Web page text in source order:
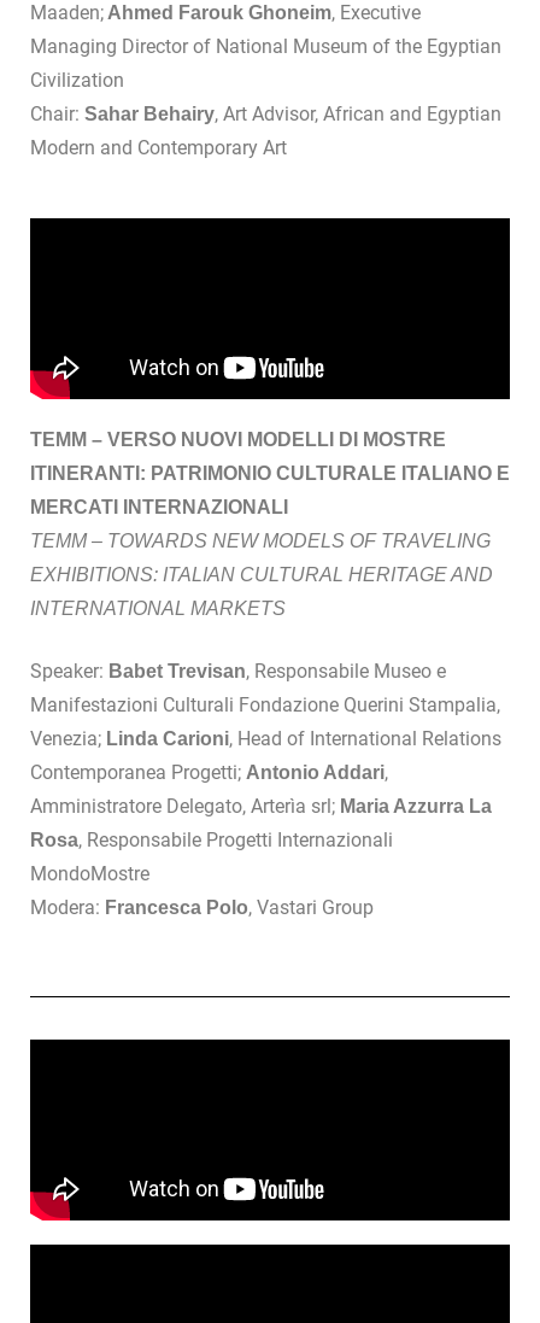
Maaden; Ahmed Farouk Ghoneim, Executive
Managing Director of National Museum of the Egyptian
Civilization
Chair: Sahar Behairy, Art Advisor, African and Egyptian
Modern and Contemporary Art
TEMM – VERSO NUOVI MODELLI DI MOSTRE
ITINERANTI: PATRIMONIO CULTURALE ITALIANO E
MERCATI INTERNAZIONALI
TEMM – TOWARDS NEW MODELS OF TRAVELING
EXHIBITIONS: ITALIAN CULTURAL HERITAGE AND
INTERNATIONAL MARKETS
Speaker: Babet Trevisan, Responsabile Museo e
Manifestazioni Culturali Fondazione Querini Stampalia,
Venezia; Linda Carioni, Head of International Relations
Contemporanea Progetti; Antonio Addari,
Amministratore Delegato, Arterìa srl; Maria Azzurra La
Rosa, Responsabile Progetti Internazionali
MondoMostre
Modera: Francesca Polo, Vastari Group